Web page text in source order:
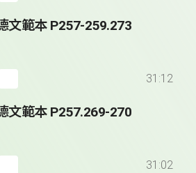
文範本 P257-259.273
31:12
文範本 P257.269-270
31:02